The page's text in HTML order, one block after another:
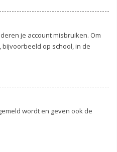
je account misbruiken. Om
op school, in de
wordt en geven ook de